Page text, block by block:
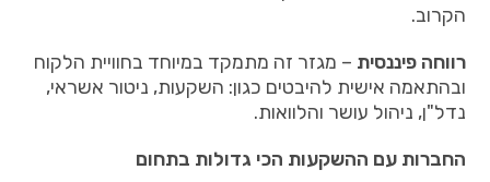
הקרוב.
רווחה פיננסית – מגזר זה מתמקד במיוחד בחוויית הלקוח
ובהתאמה אישית להיבטים כגון: השקעות, ניטור אשראי,
נדל"ן, ניהול עושר והלוואות.
החברות עם ההשקעות הכי גדולות בתחום